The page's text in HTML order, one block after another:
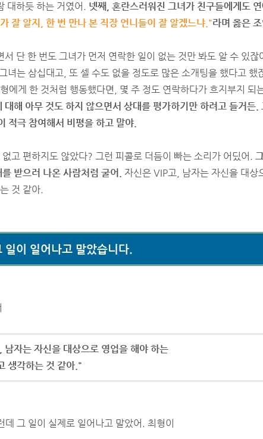
대하듯 하는 거였어. 넷째, 혼란스러워진 그녀가 친구들에게도
잘 알지, 한 번 만나 본 직장 언니들이 잘 알겠느냐."라며 옳은 조
서 단 한 번도 그녀가 먼저 연락한 일이 없는 것만 봐도 알 수 있
녀는 삼십대고, 또 셀 수도 없을 정도로 많은 소개팅을 했다고 했
에게 한 것처럼 행동했다면, 몇 주 정도 연락하다가 흐지부지 되
대해 아무 것도 하지 않으면서 상대를 평가하기만 하려고 들거든
적극 참여해서 비평을 하고 말야.
고 편하지도 않았다? 그런 피콜로 더듬이 빠는 소리가 어딨어.
받으러 나온 사람처럼 굴어.
자신은 VIP고, 남자는 자신을 대상
것 같아.
일이 일어나고 말았습니다.
남자는 자신을 대상으로 영업을 해야 하는
생각하는 것 같아."
데 그 일이 실제로 일어나고 말았어. 최형이